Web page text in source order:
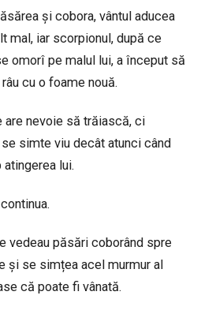
și cobora, vântul aducea
mal, iar scorpionul, după ce
omorî pe malul lui, a început să
cu o foame nouă.
are nevoie să trăiască, ci
simte viu decât atunci când
lui.
vedeau păsări coborând spre
și se simțea acel murmur al
că poate fi vânată.